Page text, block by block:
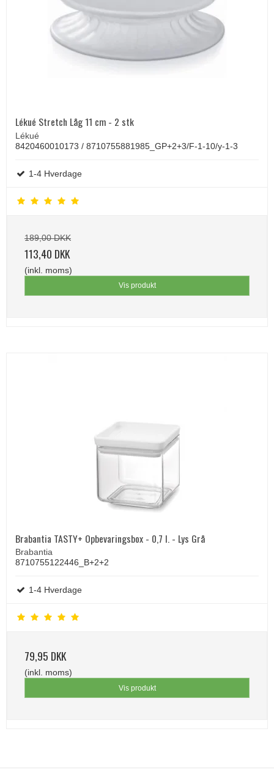
Lékué Stretch Låg 11 cm - 2 stk
Lékué
8420460010173 / 8710755881985_GP+2+3/F-1-10/y-1-3
1-4 Hverdage
189,00 DKK
113,40 DKK
(inkl. moms)
Vis produkt
Brabantia TASTY+ Opbevaringsbox - 0,7 l. - Lys Grå
Brabantia
8710755122446_B+2+2
1-4 Hverdage
79,95 DKK
(inkl. moms)
Vis produkt